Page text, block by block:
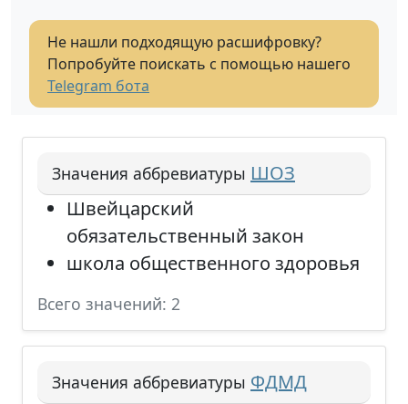
Не нашли подходящую расшифровку?
Попробуйте поискать с помощью нашего
Telegram бота
Значения аббревиатуры ШОЗ
Швейцарский
обязательственный закон
школа общественного здоровья
Всего значений: 2
Значения аббревиатуры ФДМД